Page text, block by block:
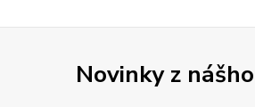
Novinky z